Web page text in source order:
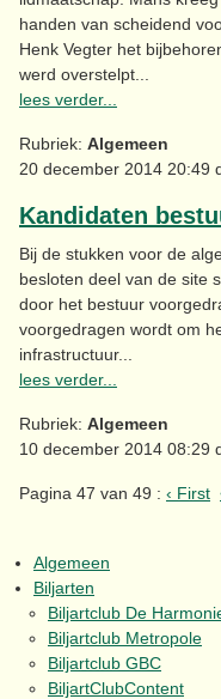
handen van scheidend
Henk Vegter het
werd overstelpt...
lees verder...
Rubriek: Algemeen
20 december 2014 20:49
Kandidaten
Bij de stukken voor de
besloten deel van de site
door het bestuur
voorgedragen wordt om
infrastructuur...
lees verder...
Rubriek: Algemeen
10 december 2014 08:29
Pagina 47 van 49 : ‹ First
Algemeen
Biljarten
Biljartclub De
Biljartclub Metropole
Biljartclub GBC
BiljartClubContent